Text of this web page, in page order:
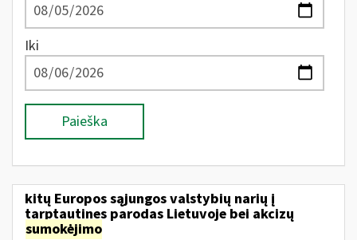
Iki
Paieška
kitų Europos sąjungos valstybių narių į
tarptautines parodas Lietuvoje bei akcizų
sumokėjimo